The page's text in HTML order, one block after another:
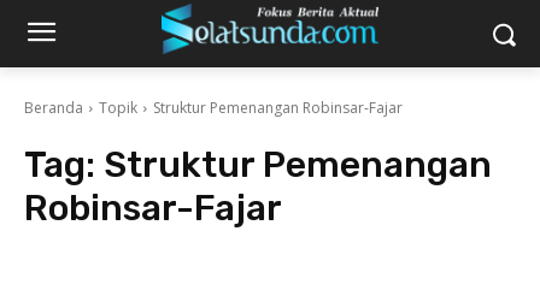
Beranda Topik Struktur Pemenangan Robinsar-Fajar
Tag: Struktur Pemenangan
Robinsar-Fajar